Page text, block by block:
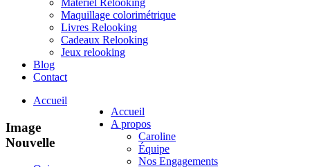
Maquillage colorimétrique
Livres Relooking
Cadeaux Relooking
Jeux relooking
Blog
Contact
Accueil
A propos
Caroline
Équipe
Nos Engagements
Accueil
Image
Nouvelle